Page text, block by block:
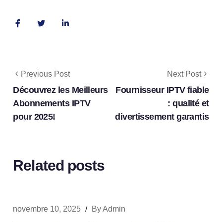
Previous Post
Découvrez les Meilleurs
Abonnements IPTV
pour 2025!
Next Post
Fournisseur IPTV fiable
: qualité et
divertissement garantis
Related posts
novembre 10, 2025 / ByAdmin